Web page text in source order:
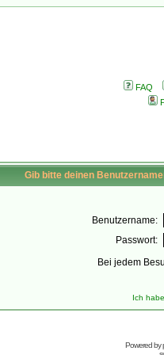
FAQ
Gib bitte deinen
Benutzername:
Passwort:
Bei jedem
Ich
Powered by